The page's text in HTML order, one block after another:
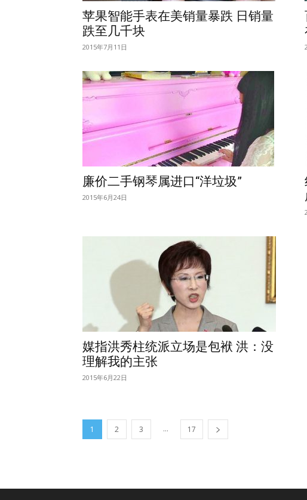
苹果智能手表在美销量暴跌 日销量
跌至几千块
2015年7月11日
廉价二手钢琴属进口“洋垃圾”
2015年6月24日
媒指洪秀柱统派立场是包袱 洪：没
理解我的主张
2015年6月22日
1 2 3 ... 17